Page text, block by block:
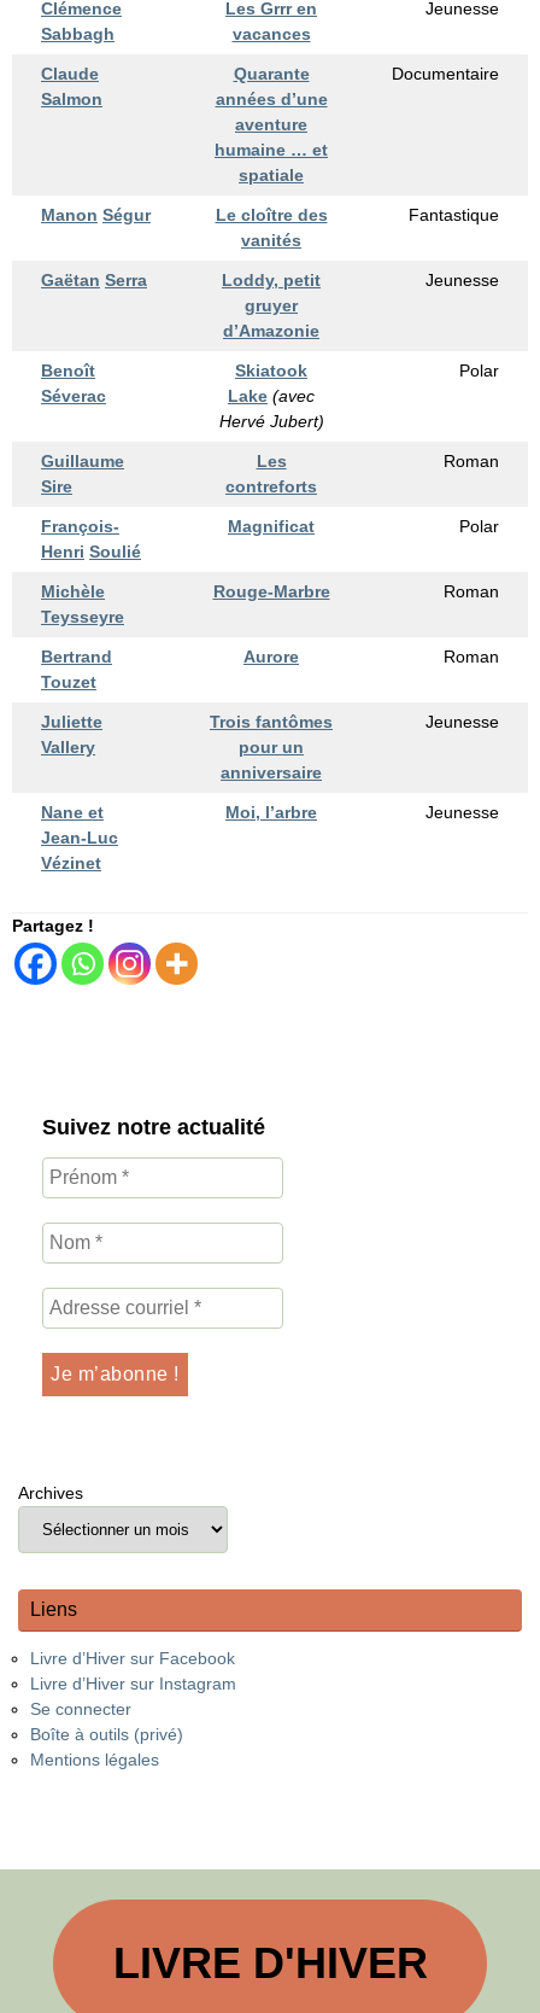
Clémence
Sabbagh
Les Grrr en
vacances
Jeunesse
Claude
Salmon
Quarante
années d’une
aventure
humaine … et
spatiale
Documentaire
Manon Ségur
Le cloître des
vanités
Fantastique
Gaëtan Serra
Loddy, petit
gruyer
d’Amazonie
Jeunesse
Benoît
Séverac
Skiatook
Lake (avec
Hervé Jubert)
Polar
Guillaume
Sire
Les
contreforts
Roman
François-
Henri Soulié
Magnificat Polar
Michèle
Teysseyre
Rouge-Marbre Roman
Bertrand
Touzet
Aurore Roman
Juliette
Vallery
Trois fantômes
pour un
anniversaire
Jeunesse
Nane et
Jean-Luc
Vézinet
Moi, l’arbre Jeunesse
Partagez !
Suivez notre actualité
Archives
Liens
Livre d’Hiver sur Facebook
Livre d’Hiver sur Instagram
Se connecter
Boîte à outils (privé)
Mentions légales
LIVRE D'HIVER